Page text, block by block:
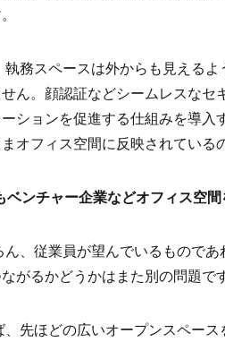
執務スペースは外からも見える
ん。顔認証などシームレスな
ションを促進する仕組みを導
オフィス空間に反映されている
ンチャー企業などオフィス空
ん、従業員が望んでいるもので
がるかどうかはまた別の問題です
、先ほどの広いオープンスペー